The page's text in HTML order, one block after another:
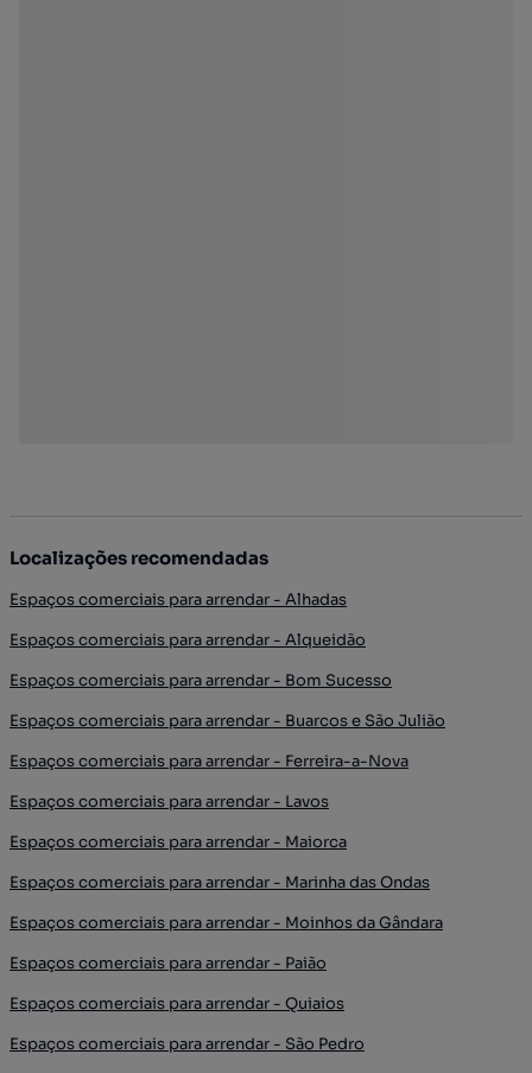
Localizações recomendadas
Espaços comerciais para arrendar - Alhadas
Espaços comerciais para arrendar - Alqueidão
Espaços comerciais para arrendar - Bom Sucesso
Espaços comerciais para arrendar - Buarcos e São Julião
Espaços comerciais para arrendar - Ferreira-a-Nova
Espaços comerciais para arrendar - Lavos
Espaços comerciais para arrendar - Maiorca
Espaços comerciais para arrendar - Marinha das Ondas
Espaços comerciais para arrendar - Moinhos da Gândara
Espaços comerciais para arrendar - Paião
Espaços comerciais para arrendar - Quiaios
Espaços comerciais para arrendar - São Pedro